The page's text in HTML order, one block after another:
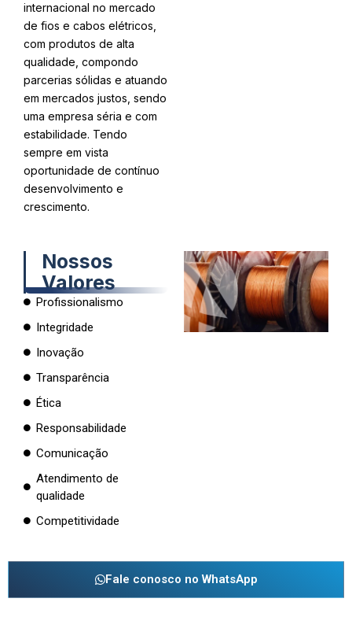
internacional no mercado
de fios e cabos elétricos,
com produtos de alta
qualidade, compondo
parcerias sólidas e atuando
em mercados justos, sendo
uma empresa séria e com
estabilidade. Tendo
sempre em vista
oportunidade de contínuo
desenvolvimento e
crescimento.
Nossos
Valores
Profissionalismo
Integridade
Inovação
Transparência
Ética
Responsabilidade
Comunicação
Atendimento de
qualidade
Competitividade
Fale conosco no WhatsApp